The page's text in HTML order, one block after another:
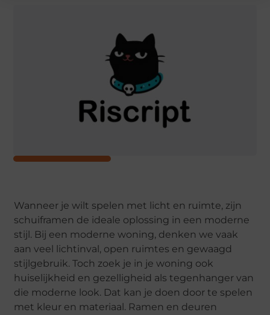
Wanneer je wilt spelen met licht en ruimte, zijn
schuiframen de ideale oplossing in een moderne
stijl. Bij een moderne woning, denken we vaak
aan veel lichtinval, open ruimtes en gewaagd
stijlgebruik. Toch zoek je in je woning ook
huiselijkheid en gezelligheid als tegenhanger van
die moderne look. Dat kan je doen door te spelen
met kleur en materiaal. Ramen en deuren